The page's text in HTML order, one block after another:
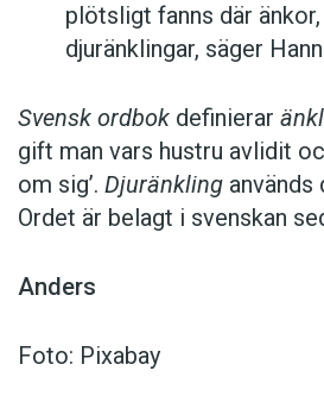
plötsligt fanns där
djuränklingar, säger
Svensk ordbok definierar
gift man vars hustru av­lidit
om sig’. Djuränkling
Ordet är belagt i svenskan
Anders
Foto: Pixabay